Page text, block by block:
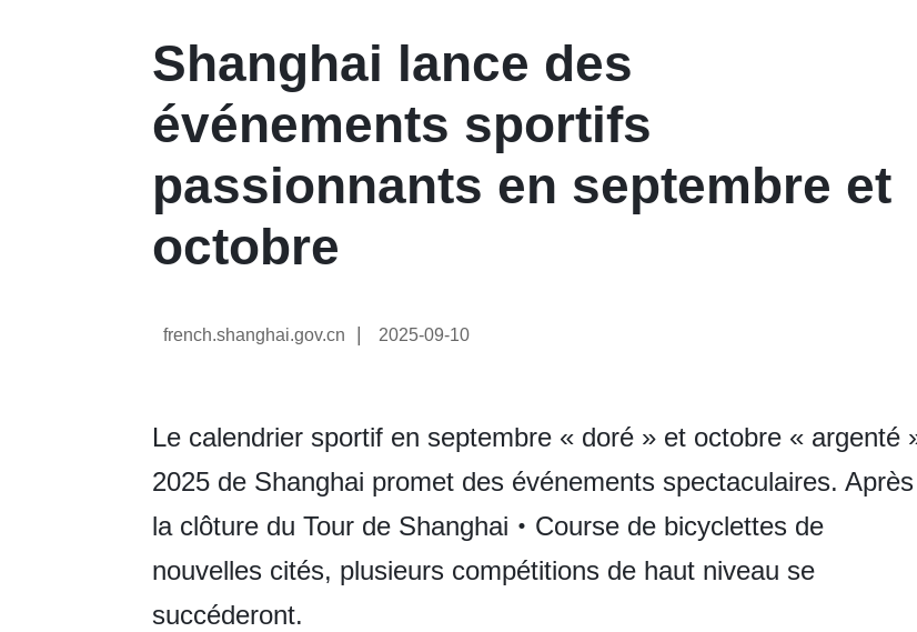
Shanghai lance des
événements sportifs
passionnants en septembre et
octobre
french.shanghai.gov.cn 2025-09-10
Le calendrier sportif en septembre « doré » et octobre « argenté
2025 de Shanghai promet des événements spectaculaires. Après
la clôture du Tour de Shanghai・Course de bicyclettes de
nouvelles cités, plusieurs compétitions de haut niveau se
succéderont.